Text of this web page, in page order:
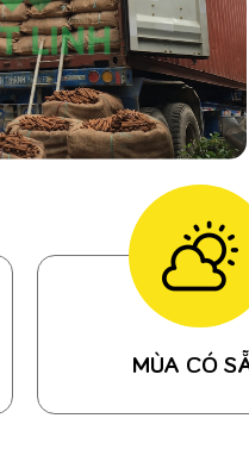
MÙA CÓ